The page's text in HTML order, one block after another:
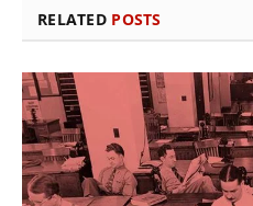
RELATED POSTS